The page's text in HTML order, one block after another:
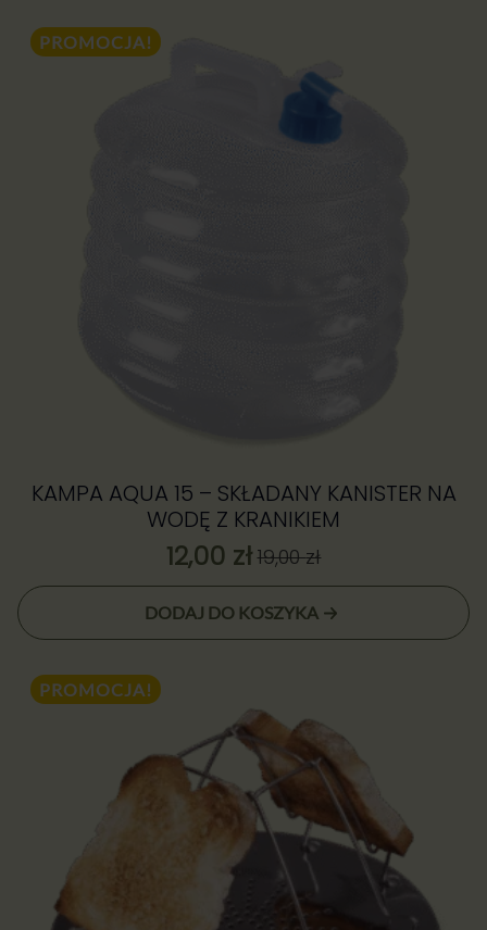
PROMOCJA!
KAMPA AQUA 15 – SKŁADANY KANISTER NA
WODĘ Z KRANIKIEM
19,00zł
Pierwotna
cena
wynosiła:
12,00 złAktualna
cena:
12,00 zł.
DODAJ DO KOSZYKA
PROMOCJA!